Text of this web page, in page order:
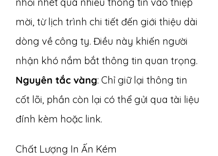
mời, từ lịch trình chi tiết đến giới thiệu dài
dòng về công ty. Điều này khiến người
nhận khó nắm bắt thông tin quan trọng.
Nguyên tắc vàng: Chỉ giữ lại thông tin
cốt lõi, phần còn lại có thể gửi qua tài liệu
đính kèm hoặc link.
Chất Lượng In Ấn Kém